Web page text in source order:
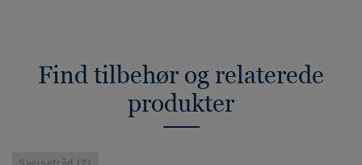
Find tilbehør og relaterede
produkter